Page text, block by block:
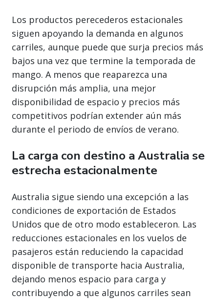
Los productos perecederos estacionales
siguen apoyando la demanda en algunos
carriles, aunque puede que surja precios más
bajos una vez que termine la temporada de
mango. A menos que reaparezca una
disrupción más amplia, una mejor
disponibilidad de espacio y precios más
competitivos podrían extender aún más
durante el periodo de envíos de verano.
La carga con destino a Australia se
estrecha estacionalmente
Australia sigue siendo una excepción a las
condiciones de exportación de Estados
Unidos que de otro modo estableceron. Las
reducciones estacionales en los vuelos de
pasajeros están reduciendo la capacidad
disponible de transporte hacia Australia,
dejando menos espacio para carga y
contribuyendo a que algunos carriles sean